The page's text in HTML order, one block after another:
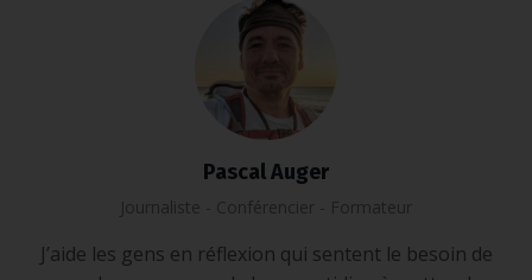
Pascal Auger
Journaliste - Conférencier - Formateur
J’aide les gens en réflexion qui sentent le besoin de